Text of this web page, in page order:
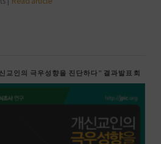
교인의 극우성향을 진단하다” 결과발표회